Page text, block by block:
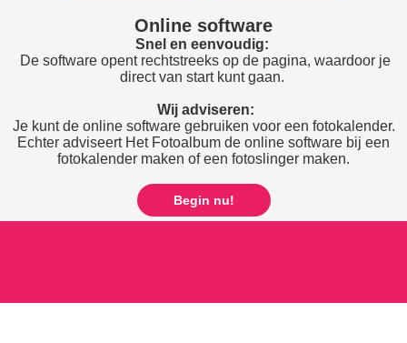
Online software
Snel en eenvoudig:
De software opent rechtstreeks op de pagina, waardoor je
direct van start kunt gaan.
Wij adviseren:
Je kunt de online software gebruiken voor een fotokalender.
Echter adviseert Het Fotoalbum de online software bij een
fotokalender maken of een fotoslinger maken.
Begin nu!